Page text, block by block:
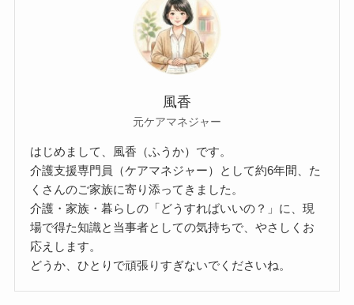
風香
元ケアマネジャー
はじめまして、風香（ふうか）です。
介護支援専門員（ケアマネジャー）として約6年間、た
くさんのご家族に寄り添ってきました。
介護・家族・暮らしの「どうすればいいの？」に、現
場で得た知識と当事者としての気持ちで、やさしくお
応えします。
どうか、ひとりで頑張りすぎないでくださいね。